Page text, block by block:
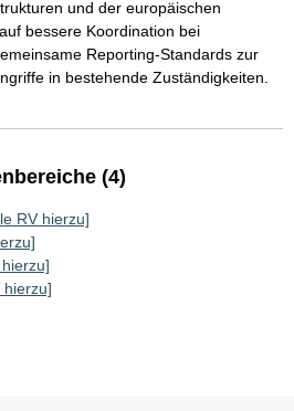
und der europäischen
bessere Koordination bei
Reporting-Standards zur
in bestehende Zuständigkeiten.
(4)
RV hierzu]
hierzu]